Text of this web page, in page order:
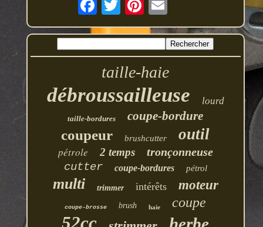
taille-haie
débroussailleuse lourd
taille-bordures coupe-bordure
coupeur brushcutter outil
pétrole 2 temps
tronçonneuse
cutter
coupe-bordures pétrol
multi trimmer intérêts moteur
coupe-brosse brush haie coupe
52cc